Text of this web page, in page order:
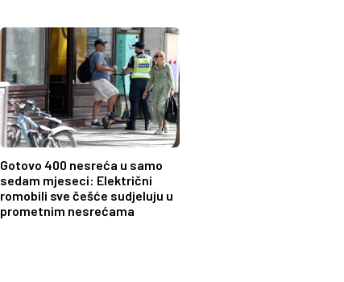
Gotovo 400 nesreća u samo
sedam mjeseci: Električni
romobili sve češće sudjeluju u
prometnim nesrećama